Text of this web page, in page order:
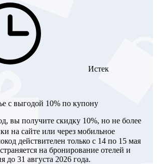
Истек
с выгодой 10% по купону
вы получите скидку 10%, но не более
на сайте или через мобильное
действителен только с 14 по 15 мая
на бронирование отелей и
до 31 августа 2026 года.